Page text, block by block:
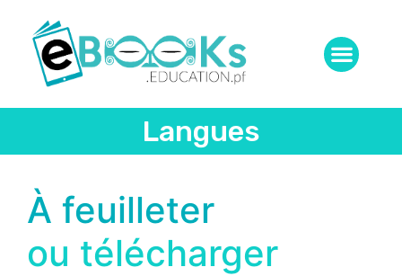
Langues
À feuilleter
ou télécharger